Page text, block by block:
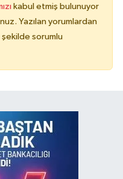
kabul etmiş bulunuyor
Yazılan yorumlardan
şekilde sorumlu